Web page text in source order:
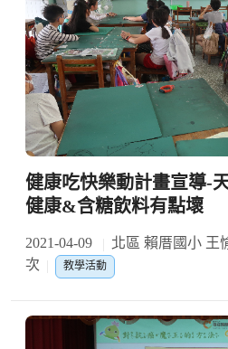
健康吃快樂動計畫宣導-
健康&含糖飲料有點壞
2021-04-09 北區 賴厝國小 王
次
教學活動